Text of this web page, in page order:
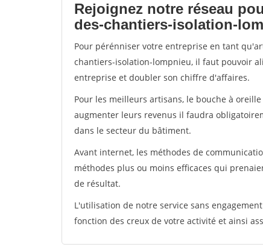
Rejoignez notre réseau
des-chantiers-isolation-
Pour pérénniser votre entreprise en tant
chantiers-isolation-lompnieu, il faut pouvoir
entreprise et doubler son chiffre d'affaires.
Pour les meilleurs artisans, le bouche à
augmenter leurs revenus il faudra
dans le secteur du bâtiment.
Avant internet, les méthodes de
méthodes plus ou moins efficaces qui
de résultat.
L'utilisation de notre service sans
fonction des creux de votre activité et ainsi